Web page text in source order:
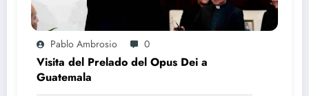
Pablo Ambrosio 0
Visita del Prelado del Opus Dei a
Guatemala